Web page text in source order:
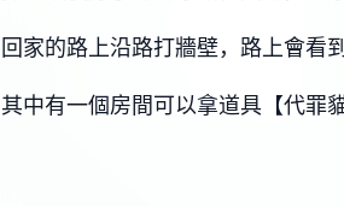
回家的路上沿路打牆壁，路上會看
其中有一個房間可以拿道具【代罪貓